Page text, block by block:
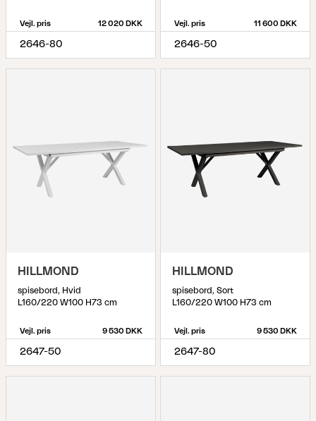
Vejl. pris 12 020 DKK
2646-80
Vejl. pris 11 600 DKK
2646-50
HILLMOND
spisebord, Hvid
L160/220 W100 H73 cm
Vejl. pris 9 530 DKK
2647-50
HILLMOND
spisebord, Sort
L160/220 W100 H73 cm
Vejl. pris 9 530 DKK
2647-80